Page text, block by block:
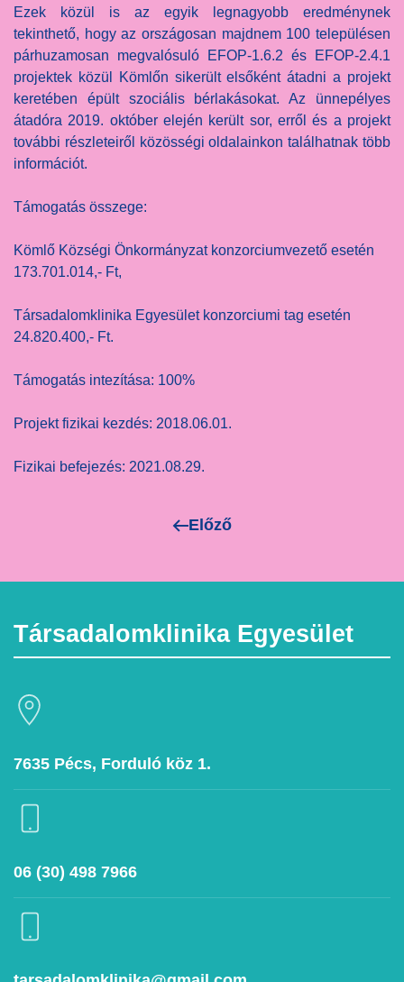
Ezek közül is az egyik legnagyobb eredménynek
tekinthető, hogy az országosan majdnem 100 településen
párhuzamosan megvalósuló EFOP-1.6.2 és EFOP-2.4.1
projektek közül Kömlőn sikerült elsőként átadni a projekt
keretében épült szociális bérlakásokat. Az ünnepélyes
átadóra 2019. október elején került sor, erről és a projekt
további részleteiről közösségi oldalainkon találhatnak több
információt.
Támogatás összege:
Kömlő Községi Önkormányzat konzorciumvezető esetén
173.701.014,- Ft,
Társadalomklinika Egyesület konzorciumi tag esetén
24.820.400,- Ft.
Támogatás intezítása: 100%
Projekt fizikai kezdés: 2018.06.01.
Fizikai befejezés: 2021.08.29.
Előző
Társadalomklinika Egyesület
7635 Pécs, Forduló köz 1.
06 (30) 498 7966